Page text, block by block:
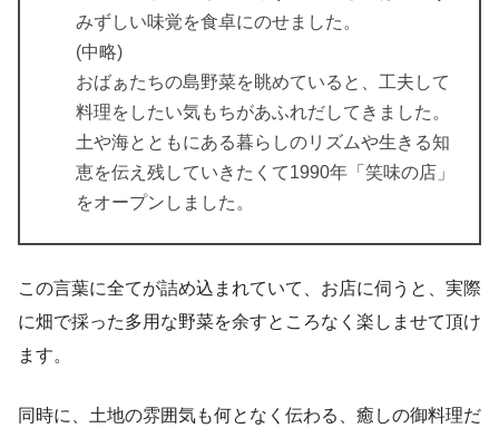
みずしい味覚を食卓にのせました。
(中略)
おばぁたちの島野菜を眺めていると、工夫して
料理をしたい気もちがあふれだしてきました。
土や海とともにある暮らしのリズムや生きる知
恵を伝え残していきたくて1990年「笑味の店」
をオープンしました。
この言葉に全てが詰め込まれていて、お店に伺うと、実際
に畑で採った多用な野菜を余すところなく楽しませて頂け
ます。
同時に、土地の雰囲気も何となく伝わる、癒しの御料理だ